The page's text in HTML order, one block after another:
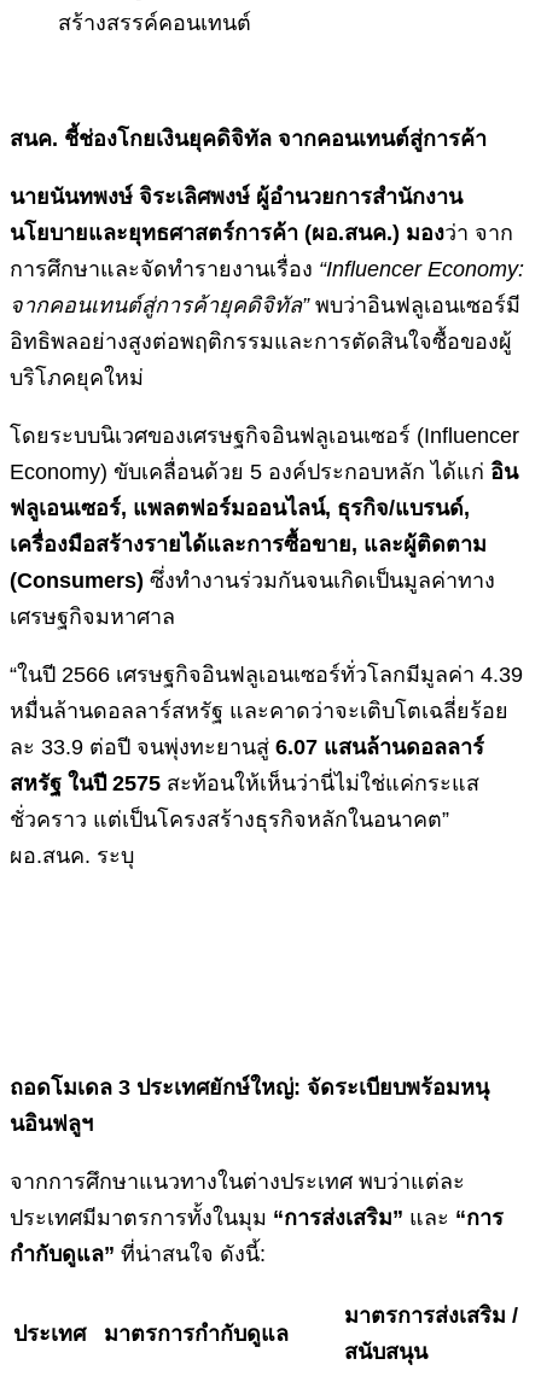
สร้างสรรค์คอนเทนต์
สนค. ชี้ช่องโกยเงินยุคดิจิทัล จากคอนเทนต์สู่การค้า
นายนันทพงษ์ จิระเลิศพงษ์ ผู้อำนวยการสำนักงาน
นโยบายและยุทธศาสตร์การค้า (ผอ.สนค.) มองว่า จาก
การศึกษาและจัดทำรายงานเรื่อง “Influencer Economy:
จากคอนเทนต์สู่การค้ายุคดิจิทัล”พบว่าอินฟลูเอนเซอร์มี
อิทธิพลอย่างสูงต่อพฤติกรรมและการตัดสินใจซื้อของผู้
บริโภคยุคใหม่
โดยระบบนิเวศของเศรษฐกิจอินฟลูเอนเซอร์ (Influencer
Economy) ขับเคลื่อนด้วย 5 องค์ประกอบหลัก ได้แก่ อิน
ฟลูเอนเซอร์, แพลตฟอร์มออนไลน์, ธุรกิจ/แบรนด์,
เครื่องมือสร้างรายได้และการซื้อขาย, และผู้ติดตาม
(Consumers) ซึ่งทำงานร่วมกันจนเกิดเป็นมูลค่าทาง
เศรษฐกิจมหาศาล
“ในปี 2566 เศรษฐกิจอินฟลูเอนเซอร์ทั่วโลกมีมูลค่า 4.39
หมื่นล้านดอลลาร์สหรัฐ และคาดว่าจะเติบโตเฉลี่ยร้อย
ละ 33.9 ต่อปี จนพุ่งทะยานสู่ 6.07 แสนล้านดอลลาร์
สหรัฐ ในปี 2575 สะท้อนให้เห็นว่านี่ไม่ใช่แค่กระแส
ชั่วคราว แต่เป็นโครงสร้างธุรกิจหลักในอนาคต”
ผอ.สนค. ระบุ
ถอดโมเดล 3 ประเทศยักษ์ใหญ่: จัดระเบียบพร้อมหนุ
นอินฟลูฯ
จากการศึกษาแนวทางในต่างประเทศ พบว่าแต่ละ
ประเทศมีมาตรการทั้งในมุม “การส่งเสริม” และ “การ
กำกับดูแล” ที่น่าสนใจ ดังนี้:
ประเทศ มาตรการกำกับดูแล
มาตรการส่งเสริม /
สนับสนุน